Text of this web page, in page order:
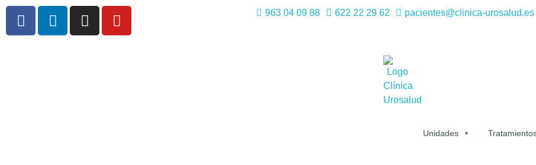
963 04 09 88 622 22 29 62 pacientes@clinica-urosalud.es
Unidades